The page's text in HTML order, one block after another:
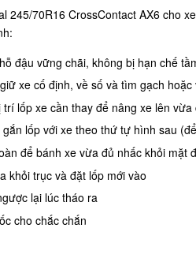
245/70R16 CrossContact AX6 cho
đậu vững chãi, không bị hạn chế
xe cố định, về số và tìm gạch
lốp xe cần thay để nâng xe lên
lốp với xe theo thứ tự hình sau
để bánh xe vừa đủ nhấc khỏi mặt
khỏi trục và đặt lốp mới vào
lại lúc tháo ra
cho chắc chắn